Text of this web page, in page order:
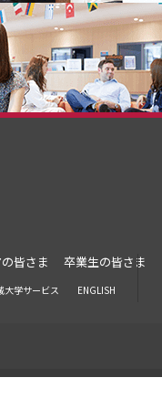
皆さま
卒業生の皆さま
大学サービス ENGLISH